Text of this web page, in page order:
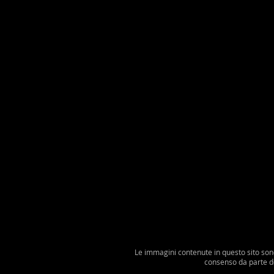
Le immagini contenute in questo sito
consenso da parte